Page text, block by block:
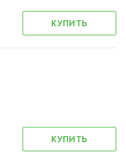
КУПИТЬ
КУПИТЬ